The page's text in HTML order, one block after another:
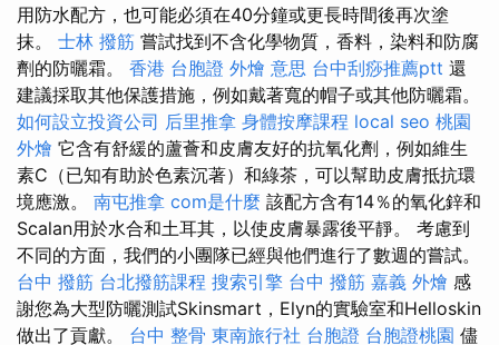
用防水配方，也可能必須在40分鐘或更長時間後再次塗
抹。 士林 撥筋 嘗試找到不含化學物質，香料，染料和防腐
劑的防曬霜。 香港 台胞證 外燴 意思 台中刮痧推薦ptt 還
建議採取其他保護措施，例如戴著寬的帽子或其他防曬霜。
如何設立投資公司 后里推拿 身體按摩課程 local seo 桃園
外燴 它含有舒緩的蘆薈和皮膚友好的抗氧化劑，例如維生
素C（已知有助於色素沉著）和綠茶，可以幫助皮膚抵抗環
境應激。 南屯推拿 com是什麼 該配方含有14％的氧化鋅和
Scalan用於水合和土耳其，以使皮膚暴露後平靜。 考慮到
不同的方面，我們的小團隊已經與他們進行了數週的嘗試。
台中 撥筋 台北撥筋課程 搜索引擎 台中 撥筋 嘉義 外燴 感
謝您為大型防曬測試Skinsmart，Elyn的實驗室和Helloskin
做出了貢獻。 台中 整骨 東南旅行社 台胞證 台胞證桃園 儘